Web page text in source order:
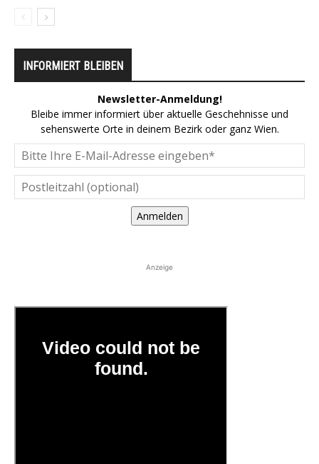
INFORMIERT BLEIBEN
Newsletter-Anmeldung!
Bleibe immer informiert über aktuelle Geschehnisse und
sehenswerte Orte in deinem Bezirk oder ganz Wien.
Anmelden
Anzeige